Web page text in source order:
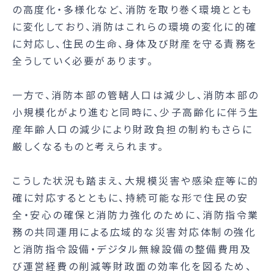
の高度化・多様化など、消防を取り巻く環境ととも
に変化しており、消防はこれらの環境の変化に的確
に対応し、住民の生命、身体及び財産を守る責務を
全うしていく必要があります。
一方で、消防本部の管轄人口は減少し、消防本部の
小規模化がより進むと同時に、少子高齢化に伴う生
産年齢人口の減少により財政負担の制約もさらに
厳しくなるものと考えられます。
こうした状況も踏まえ、大規模災害や感染症等に的
確に対応するとともに、持続可能な形で住民の安
全・安心の確保と消防力強化のために、消防指令業
務の共同運用による広域的な災害対応体制の強化
と消防指令設備・デジタル無線設備の整備費用及
び運営経費の削減等財政面の効率化を図るため、